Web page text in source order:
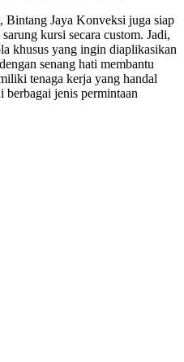
Bintang Jaya Konveksi juga siap
kursi secara custom. Jadi,
khusus yang ingin diaplikasikan
senang hati membantu
tenaga kerja yang handal
berbagai jenis permintaan